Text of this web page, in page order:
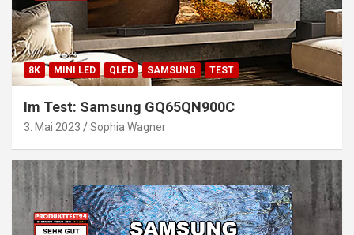
8K MINI LED QLED SAMSUNG TEST
Im Test: Samsung GQ65QN900C
3. Mai 2023 Sophia Wagner